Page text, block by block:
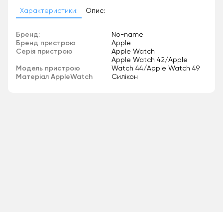
Характеристики: Опис:
Бренд: No-name
Бренд пристрою Apple
Серія пристрою Apple Watch
Модель пристрою
Apple Watch 42/Apple
Watch 44/Apple Watch 49
Матеріал AppleWatch Силікон